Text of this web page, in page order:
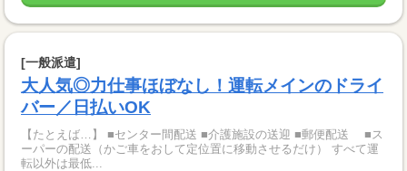
[一般派遣]
大人気◎力仕事ほぼなし！運転メインのドライ
バー／日払いOK
【たとえば…】 ■センター間配送 ■介護施設の送迎 ■郵便配送 ■ス
ーパーの配送（かご車をおして定位置に移動させるだけ） すべて運
転以外は最低...